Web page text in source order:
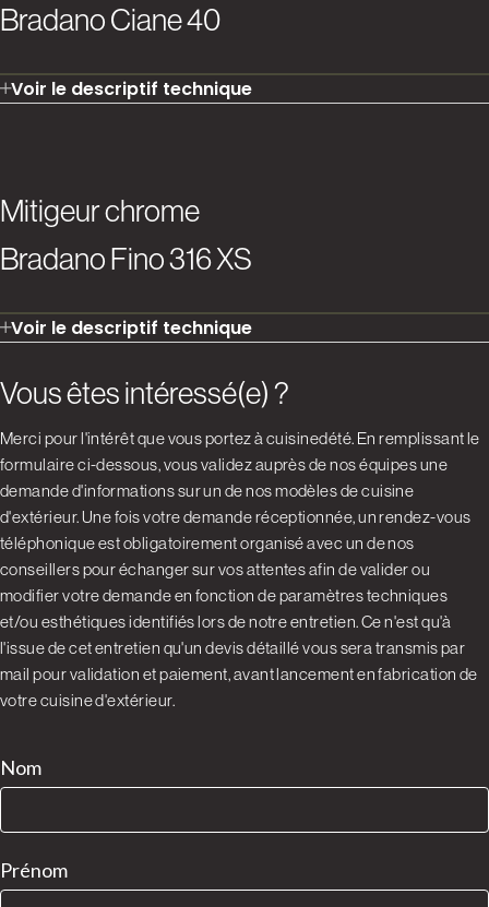
Bradano Ciane 40
Voir le descriptif technique
Mitigeur chrome
Bradano Fino 316 XS
Voir le descriptif technique
Vous êtes intéressé(e) ?
Merci pour l'intérêt que vous portez à cuisinedété. En remplissant le
formulaire ci-dessous, vous validez auprès de nos équipes une
demande d'informations sur un de nos modèles de cuisine
d'extérieur. Une fois votre demande réceptionnée, un rendez-vous
téléphonique est obligatoirement organisé avec un de nos
conseillers pour échanger sur vos attentes afin de valider ou
modifier votre demande en fonction de paramètres techniques
et/ou esthétiques identifiés lors de notre entretien. Ce n'est qu'à
l'issue de cet entretien qu'un devis détaillé vous sera transmis par
mail pour validation et paiement, avant lancement en fabrication de
votre cuisine d'extérieur.
Arbousier
céramique
Nom
Prénom